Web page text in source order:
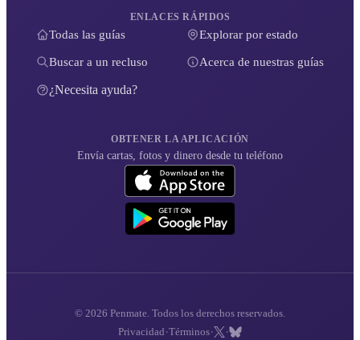
ENLACES RÁPIDOS
Todas las guías Explorar por estado
Buscar a un recluso Acerca de nuestras guías
¿Necesita ayuda?
OBTENER LA APLICACIÓN
Envía cartas, fotos y dinero desde tu teléfono
© 2026 Penmate. Todos los derechos reservados.
Privacidad ·Términos· ·